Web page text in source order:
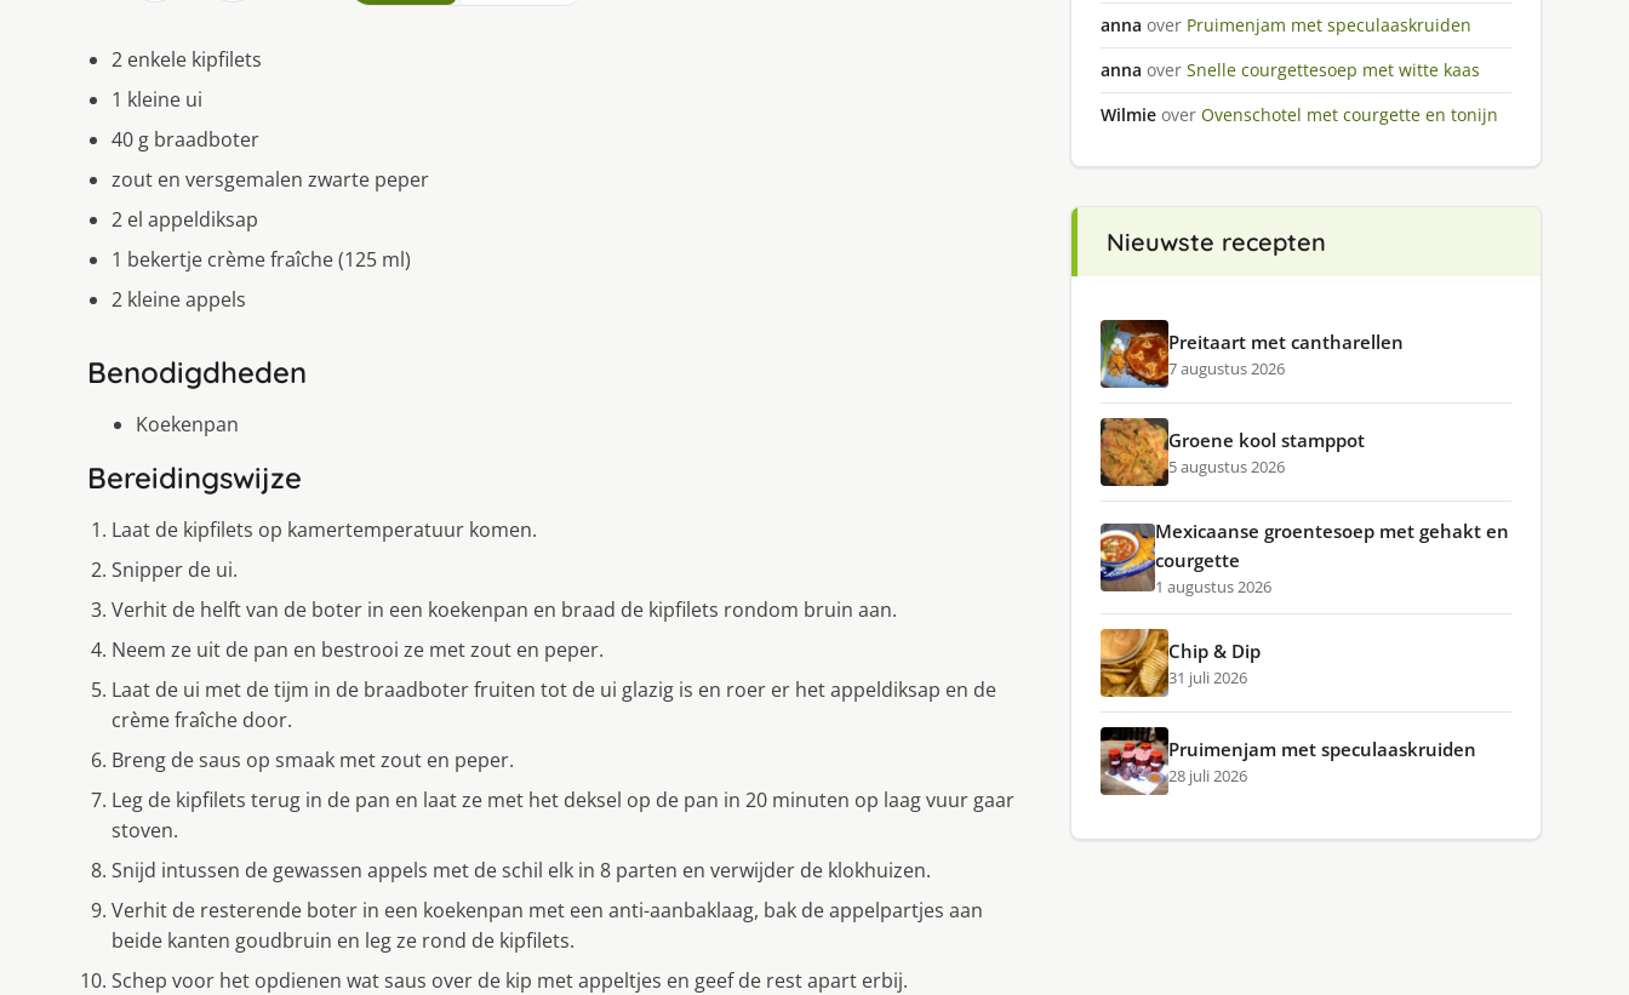
2 enkele kipfilets
1 kleine ui
40 g braadboter
zout en versgemalen zwarte peper
2 el appeldiksap
1 bekertje crème fraîche (125 ml)
2 kleine appels
Benodigdheden
Koekenpan
Bereidingswijze
Laat de kipfilets op kamertemperatuur komen.
Snipper de ui.
Verhit de helft van de boter in een koekenpan en braad de kipfilets rondom bruin aan.
Neem ze uit de pan en bestrooi ze met zout en peper.
Laat de ui met de tijm in de braadboter fruiten tot de ui glazig is en roer er het appeldiksap en de
crème fraîche door.
Breng de saus op smaak met zout en peper.
Leg de kipfilets terug in de pan en laat ze met het deksel op de pan in 20 minuten op laag vuur gaar
stoven.
Snijd intussen de gewassen appels met de schil elk in 8 parten en verwijder de klokhuizen.
Verhit de resterende boter in een koekenpan met een anti-aanbaklaag, bak de appelpartjes aan
beide kanten goudbruin en leg ze rond de kipfilets.
Schep voor het opdienen wat saus over de kip met appeltjes en geef de rest apart erbij.
anna over Pruimenjam met speculaaskruiden
anna over Snelle courgettesoep met witte kaas
Wilmie over Ovenschotel met courgette en tonijn
Nieuwste recepten
Preitaart met cantharellen
7 augustus 2026
Groene kool stamppot
5 augustus 2026
Mexicaanse groentesoep met gehakt en
courgette
1 augustus 2026
Chip & Dip
31 juli 2026
Pruimenjam met speculaaskruiden
28 juli 2026